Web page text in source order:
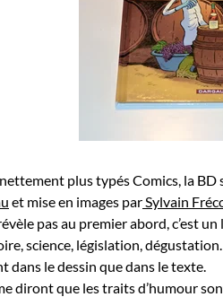
plus typés Comics, la
et mise en images parSylvain
pas au premier abord, c’est
science, législation,
dans le dessin que dans le texte.
diront que les traits d’humour